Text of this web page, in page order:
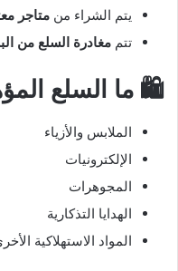
يتم الشراء من متاجر
تتم مغادرة السلع من البلاد
🛍️ ما السلع
الملابس والأزياء
الإلكترونيات
المجوهرات
الهدايا التذكارية
المواد الاستهلاكية